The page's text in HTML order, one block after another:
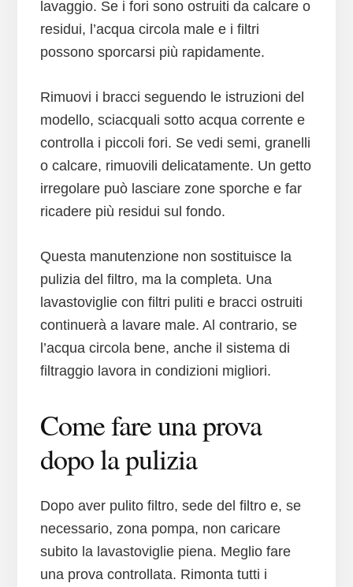
lavaggio. Se i fori sono ostruiti da calcare o
residui, l’acqua circola male e i filtri
possono sporcarsi più rapidamente.
Rimuovi i bracci seguendo le istruzioni del
modello, sciacquali sotto acqua corrente e
controlla i piccoli fori. Se vedi semi, granelli
o calcare, rimuovili delicatamente. Un getto
irregolare può lasciare zone sporche e far
ricadere più residui sul fondo.
Questa manutenzione non sostituisce la
pulizia del filtro, ma la completa. Una
lavastoviglie con filtri puliti e bracci ostruiti
continuerà a lavare male. Al contrario, se
l’acqua circola bene, anche il sistema di
filtraggio lavora in condizioni migliori.
Come fare una prova
dopo la pulizia
Dopo aver pulito filtro, sede del filtro e, se
necessario, zona pompa, non caricare
subito la lavastoviglie piena. Meglio fare
una prova controllata. Rimonta tutti i